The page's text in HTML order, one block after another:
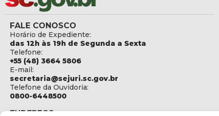
FALE CONOSCO
Horário de Expediente:
das 12h às 19h de Segunda a Sexta
Telefone:
+55 (48) 3664 5806
E-mail:
secretaria@sejuri.sc.gov.br
Telefone da Ouvidoria:
0800-6448500
ENDEREÇO